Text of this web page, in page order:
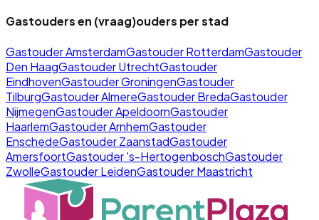
Gastouders en (vraag)ouders per stad
GastouderAmsterdamGastouderRotterdamGastouder
Den HaagGastouderUtrechtGastouder
EindhovenGastouderGroningenGastouder
TilburgGastouderAlmereGastouderBredaGastouder
NijmegenGastouderApeldoornGastouder
HaarlemGastouderArnhemGastouder
EnschedeGastouderZaanstadGastouder
AmersfoortGastouder's-HertogenboschGastouder
ZwolleGastouderLeidenGastouderMaastricht